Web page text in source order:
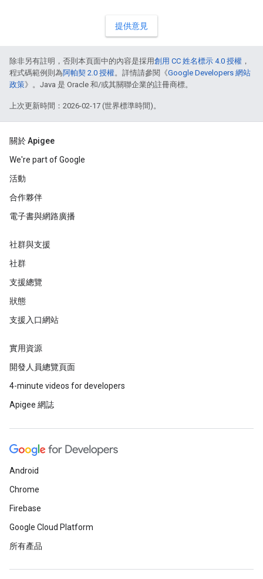
提供意見
除非另有註明，否則本頁面中的內容是採用創用 CC 姓名標示 4.0 授權 ，
程式碼範例則為阿帕契 2.0 授權。詳情請參閱《Google Developers 網站
政策》。Java 是 Oracle 和/或其關聯企業的註冊商標。
上次更新時間：2026-02-17 (世界標準時間)。
關於 Apigee
We're part of Google
活動
合作夥伴
電子書與網路廣播
社群與支援
社群
支援總覽
狀態
支援入口網站
實用資源
開發人員總覽頁面
4-minute videos for developers
Apigee 網誌
Android
Chrome
Firebase
Google Cloud Platform
所有產品